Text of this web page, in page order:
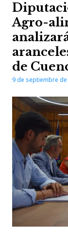
Agro-
de
9 de septiembre de